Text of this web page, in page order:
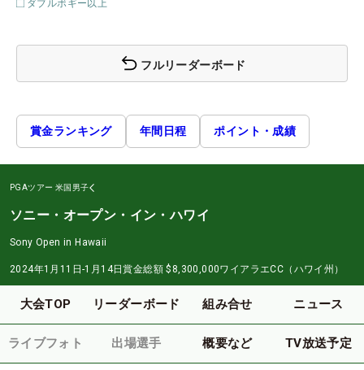
ダブルボギー以上
フルリーダーボード
賞金ランキング 年間日程 ポイント・成績
PGAツアー 米国男子
ソニー・オープン・イン・ハワイ
Sony Open in Hawaii
2024年1月11日-1月14日賞金総額 $8,300,000ワイアラエCC（ハワイ州）
大会TOP リーダーボード 組み合せ ニュース
ライブフォト 出場選手 概要など TV放送予定